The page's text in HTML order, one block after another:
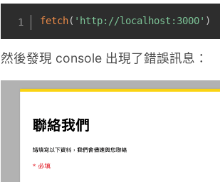
fetch( 'http://localhost:3000' )
然後發現 console 出現了錯誤訊息：